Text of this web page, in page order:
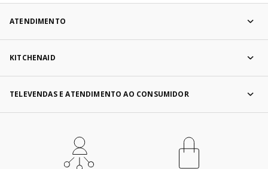
ATENDIMENTO
KITCHENAID
TELEVENDAS E ATENDIMENTO AO CONSUMIDOR